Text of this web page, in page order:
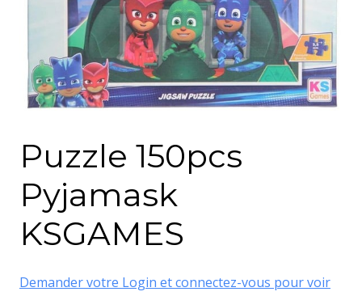
Puzzle 150pcs
Pyjamask
KSGAMES
Demander votre Login et connectez-vous pour voir